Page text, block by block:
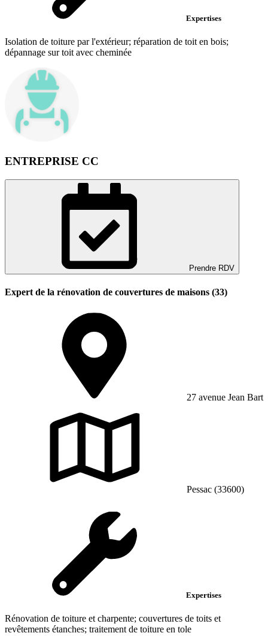
Expertises
Isolation de toiture par l'extérieur; réparation de toit en bois;
dépannage sur toit avec cheminée
ENTREPRISE CC
Prendre RDV
Expert de la rénovation de couvertures de maisons (33)
27 avenue Jean Bart
Pessac (33600)
Expertises
Rénovation de toiture et charpente; couvertures de toits et
revêtements étanches; traitement de toiture en tole